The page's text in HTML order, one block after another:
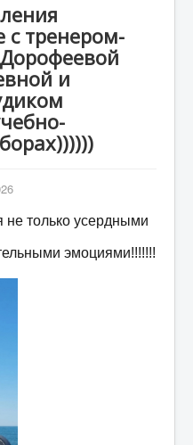
с тренером-
и
не только усердными
эмоциями!!!!!!!